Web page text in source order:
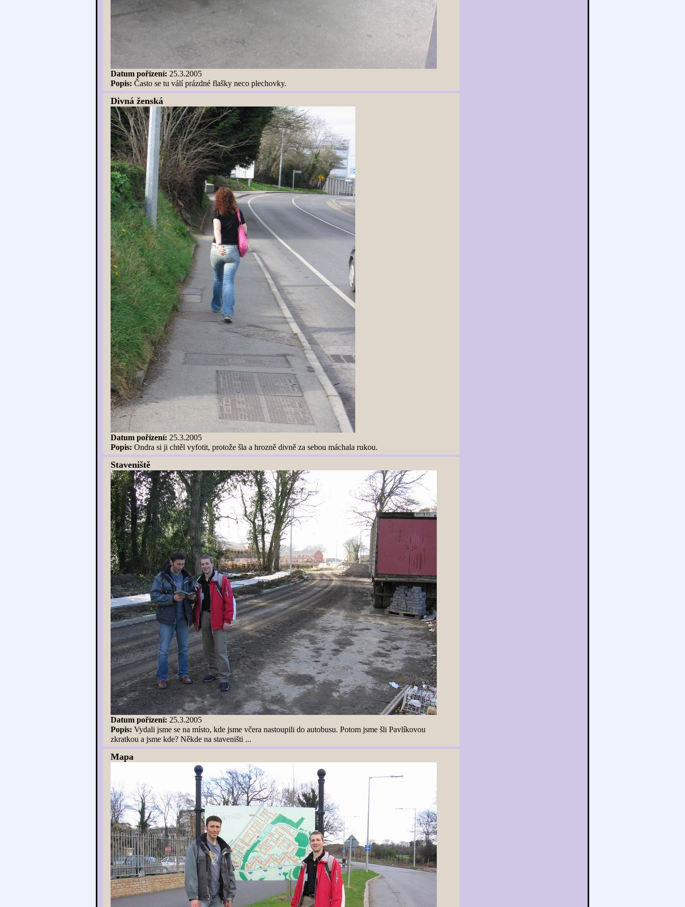
Datum pořízení: 25.3.2005
Popis: Často se tu válí prázdné flašky neco plechovky.
Divná ženská
Datum pořízení: 25.3.2005
Popis: Ondra si ji chtěl vyfotit, protože šla a hrozně divně za sebou máchala rukou.
Staveniště
Datum pořízení: 25.3.2005
Popis: Vydali jsme se na místo, kde jsme včera nastoupili do autobusu. Potom jsme šli Pavlíkovou
zkratkou a jsme kde? Někde na staveništi ...
Mapa